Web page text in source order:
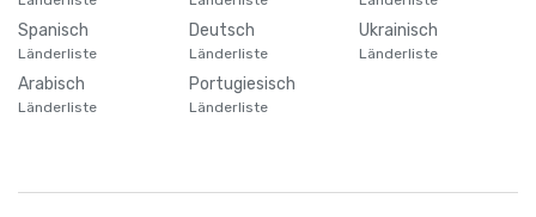
Spanisch
Länderliste
Deutsch
Länderliste
Ukrainisch
Länderliste
Arabisch
Länderliste
Portugiesisch
Länderliste